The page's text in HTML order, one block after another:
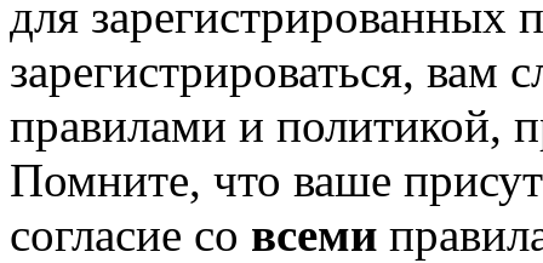
для зарегистрированных
зарегистрироваться, вам
правилами и политикой,
Помните, что ваше
согласие со всеми